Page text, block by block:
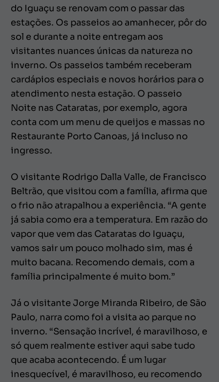
do Iguaçu se renovam com o passar das
estações. Os passeios ao amanhecer, pôr do
sol e durante a noite entregam aos
visitantes nuances únicas da natureza no
inverno. Os passeios também receberam
cardápios especiais e novos horários para o
atendimento nesta estação. O passeio
Noite nas Cataratas, por exemplo, agora
conta com um menu de queijos e massas no
Restaurante Porto Canoas, já incluso no
ingresso.
O visitante Rodrigo Dalla Valle, de Francisco
Beltrão, que visitou com a família, afirma que
o frio não atrapalhou a experiência. “A gente
já sabia como era a temperatura. Em razão do
vapor que vem das Cataratas do Iguaçu,
vamos sair um pouco molhado sim, mas é
muito bacana. Recomendo demais, com a
família principalmente é muito bom.”
Já o visitante Jorge Miranda Ribeiro, de São
Paulo, narra como foi a visita ao parque no
inverno. “Sensação incrível, é maravilhoso, e
só quem realmente estiver aqui sabe tudo
que acaba acontecendo. É um lugar
inesquecível, é maravilhoso, eu recomendo